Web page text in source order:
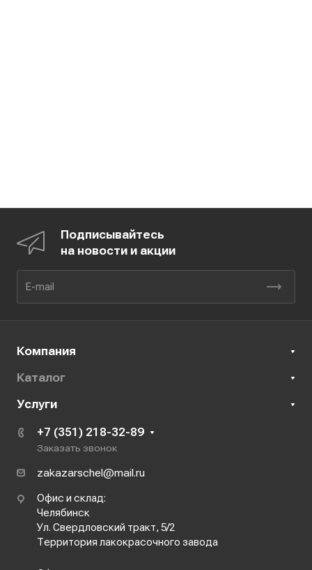
Подписывайтесь
на новости и акции
Компания
Каталог
Услуги
+7 (351) 218-32-89
Заказать звонок
zakazarschel@mail.ru
Офис и склад:
Челябинск
Ул. Свердловский тракт, 5/2
Территория лакокрасочного завода